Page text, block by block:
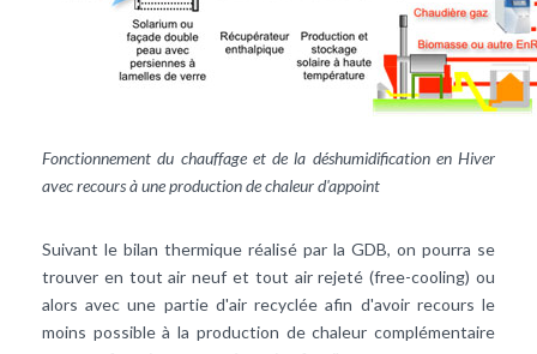
Fonctionnement du chauffage et de la déshumidification en Hiver
avec recours à une production de chaleur d'appoint
Suivant le bilan thermique réalisé par la GDB, on pourra se
trouver en tout air neuf et tout air rejeté (free-cooling) ou
alors avec une partie d'air recyclée afin d'avoir recours le
moins possible à la production de chaleur complémentaire